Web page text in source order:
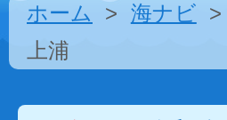
ホーム 海ナビ
上浦